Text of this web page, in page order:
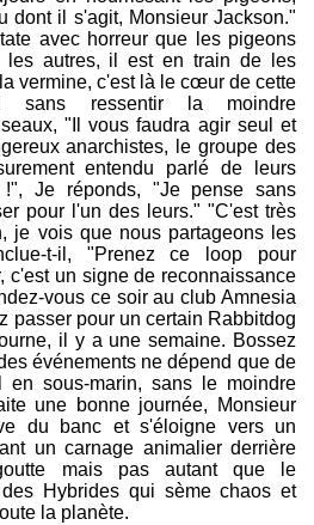
dont il s'agit, Monsieur Jackson."
avec horreur que les pigeons
les autres, il est en train de les
vermine, c'est là le cœur de cette
il sans ressentir la moindre
"Il vous faudra agir seul et
anarchistes, le groupe des
entendu parlé de leurs
!", Je réponds, "Je pense sans
pour l'un des leurs." "C'est très
je vois que nous partageons les
t-il, "Prenez ce loop pour
c'est un signe de reconnaissance
vous ce soir au club Amnesia
passer pour un certain Rabbitdog
il y a une semaine. Bossez
événements ne dépend que de
en sous-marin, sans le moindre
une bonne journée, Monsieur
du banc et s'éloigne vers un
un carnage animalier derrière
mais pas autant que le
des Hybrides qui sème chaos et
la planète.